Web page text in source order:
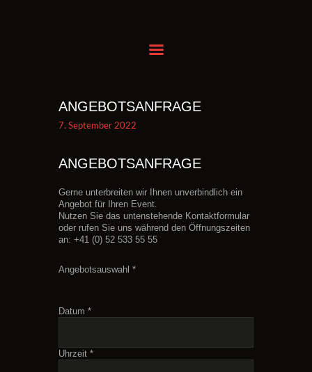
FOOD & DRINKS
EVENTS BUCHEN
ANREISE
GUTSCHEIN KAUFEN
PREISE
KONTAKT
ANGEBOTSANFRAGE
7. September 2022
ANGEBOTSANFRAGE
Gerne unterbreiten wir Ihnen unverbindlich ein
Angebot für Ihren Event.
Nutzen Sie das untenstehende Kontaktformular
oder rufen Sie uns während den Öffnungszeiten
an: +41 (0) 52 533 55 55
Angebotsauswahl *
Datum *
Uhrzeit *